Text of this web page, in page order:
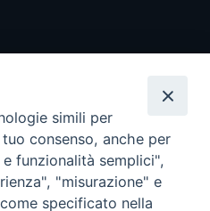
simili per
consenso, anche per
funzionalità semplici",
"misurazione" e
specificato nella